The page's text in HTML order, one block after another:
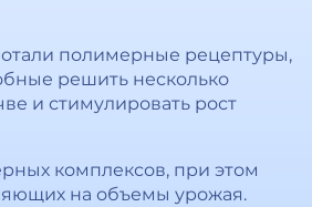
полимерные рецептуры,
решить несколько
и стимулировать рост
комплексов, при этом
на объемы урожая.